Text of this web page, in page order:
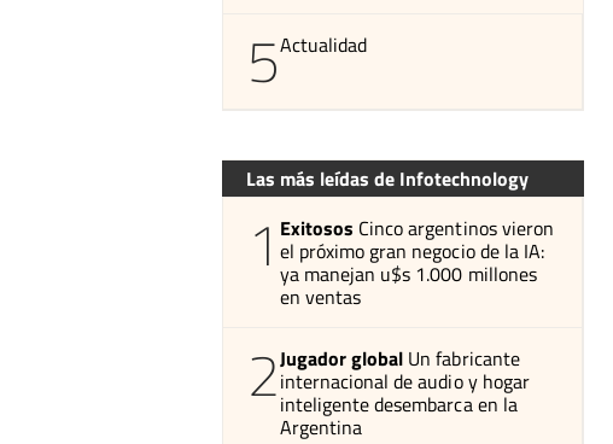
5Actualidad
Las más leídas de Infotechnology
1 Exitosos Cinco argentinos vieron
el próximo gran negocio de la IA:
ya manejan u$s 1.000 millones
en ventas
2Jugador global Un fabricante
internacional de audio y hogar
inteligente desembarca en la
Argentina